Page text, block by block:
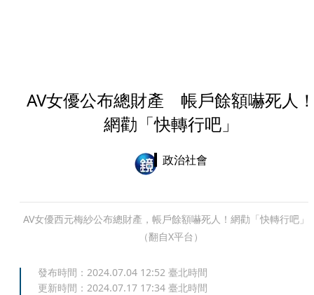
AV女優公布總財產 帳戶餘額嚇死人
網勸「快轉行吧」
政治社會
AV女優西元梅紗公布總財產，帳戶餘額嚇死人！網勸「快轉行吧」
（翻自X平台）
發布時間： 2024.07.04 12:52 臺北時間
更新時間： 2024.07.17 17:34 臺北時間